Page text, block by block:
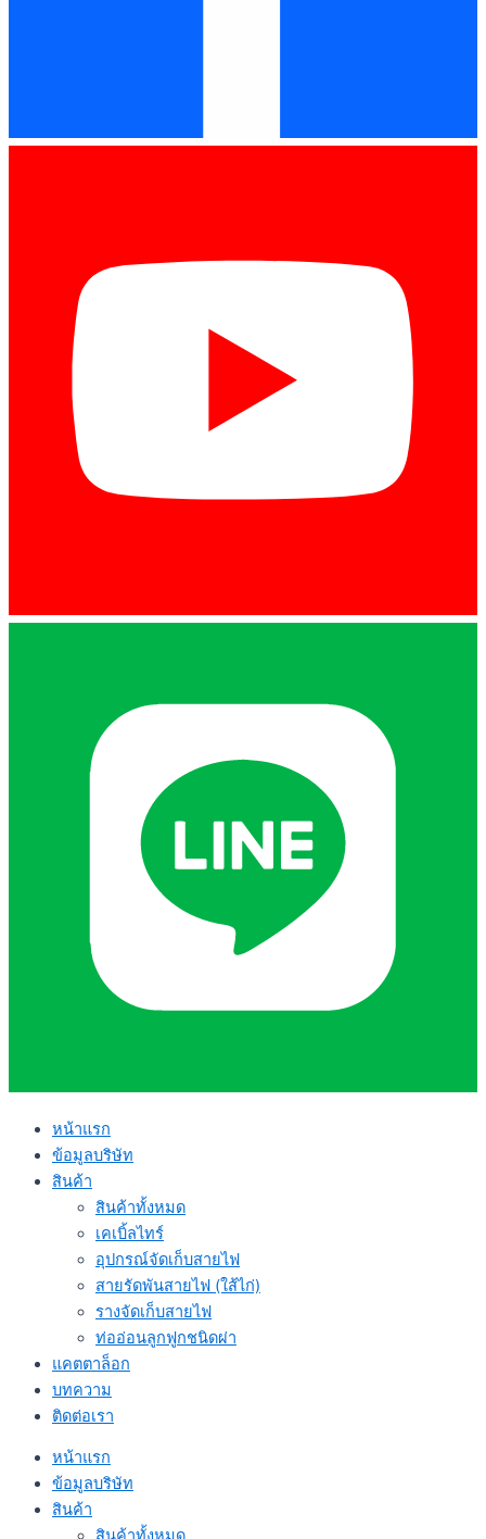
หน้าแรก
ข้อมูลบริษัท
สินค้า
สินค้าทั้งหมด
เคเบิ้ลไทร์
อุปกรณ์จัดเก็บสายไฟ
สายรัดพันสายไฟ (ใส้ไก่)
รางจัดเก็บสายไฟ
ท่ออ่อนลูกฟูกชนิดผ่า
แคตตาล็อก
บทความ
ติดต่อเรา
หน้าแรก
ข้อมูลบริษัท
สินค้า